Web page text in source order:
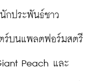
กประพันธ์ชาว
ร์บนแพลตฟอร์มสตรี
Peach และ